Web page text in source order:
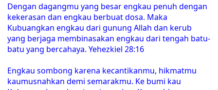
Dengan dagangmu yang besar engkau penuh dengan
kekerasan dan engkau berbuat dosa. Maka
Kubuangkan engkau dari gunung Allah dan kerub
yang berjaga membinasakan engkau dari tengah batu-
batu yang bercahaya. Yehezkiel 28:16
Engkau sombong karena kecantikanmu, hikmatmu
kaumusnahkan demi semarakmu. Ke bumi kau